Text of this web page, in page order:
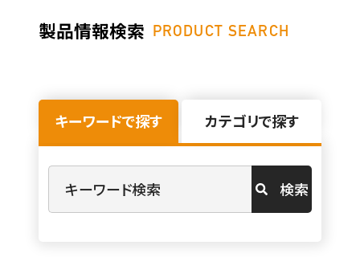
製品情報検索 PRODUCT SEARCH
キーワードで探す カテゴリで探す
検索